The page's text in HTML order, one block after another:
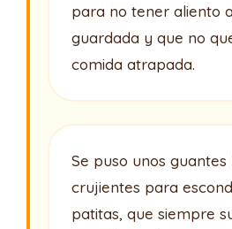
para no tener aliento
guardada y que no
comida atrapada.
Se puso unos
crujientes para
patitas, que siempre